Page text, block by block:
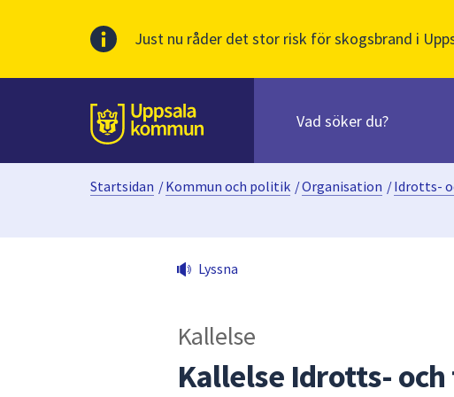
Just nu råder det stor risk för skogsbrand i
Till sidans
huvudinnehåll
innehåll
När
sökförslag
presenteras
Startsidan /Kommun och politik /Organisation /Idrotts-
Lyssna
Kallelse
Kallelse Idrotts-